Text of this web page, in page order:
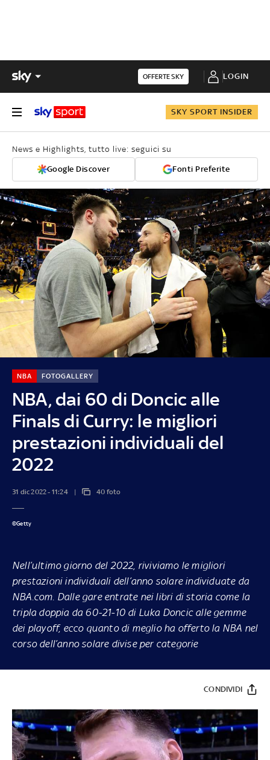
OFFERTE SKY LOGIN
SKY SPORT INSIDER
News e Highlights, tutto live: seguici su
Google Discover Fonti Preferite
NBA, dai 60 di Doncic alle
Finals di Curry: le migliori
prestazioni individuali del
2022
NBA FOTOGALLERY
31 dic 2022 - 11:24 40 foto
©Getty
Nell’ultimo giorno del 2022, riviviamo le migliori
prestazioni individuali dell’anno solare individuate da
NBA.com. Dalle gare entrate nei libri di storia come la
tripla doppia da 60-21-10 di Luka Doncic alle gemme
dei playoff, ecco quanto di meglio ha offerto la NBA nel
corso dell’anno solare divise per categorie
CONDIVIDI